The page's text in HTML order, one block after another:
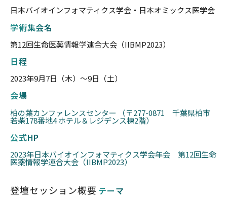
日本バイオインフォマティクス学会・日本オミックス医学会
学術集会名
第12回生命医薬情報学連合大会（IIBMP2023）
日程
2023年9月7日（木）〜9日（土）
会場
柏の葉カンファレンスセンター （〒277-0871 千葉県柏市
若柴178番地4 ホテル＆レジデンス棟2階）
公式HP
2023年日本バイオインフォマティクス学会年会 第12回生命
医薬情報学連合大会（IIBMP2023）
登壇セッション概要 テーマ